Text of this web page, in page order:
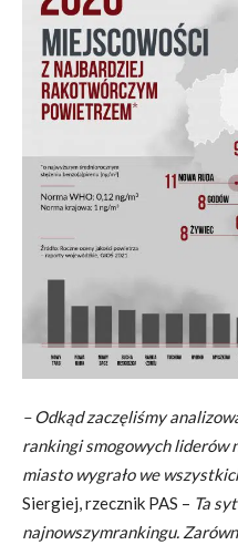
– Odkąd zaczęliśmy
rankingi smogowych liderów
miasto wygrało we
Siergiej, rzecznik PAS – Ta
najnowszymrankingu.